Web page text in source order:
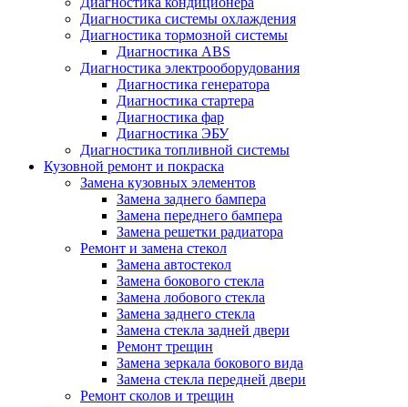
Диагностика системы охлаждения
Диагностика тормозной системы
Диагностика ABS
Диагностика электрооборудования
Диагностика генератора
Диагностика стартера
Диагностика фар
Диагностика ЭБУ
Диагностика топливной системы
Кузовной ремонт и покраска
Замена кузовных элементов
Замена заднего бампера
Замена переднего бампера
Замена решетки радиатора
Ремонт и замена стекол
Замена автостекол
Замена бокового стекла
Замена лобового стекла
Замена заднего стекла
Замена стекла задней двери
Ремонт трещин
Замена зеркала бокового вида
Замена стекла передней двери
Ремонт сколов и трещин